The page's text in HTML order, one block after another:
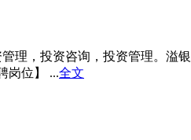
理，投资咨询，投资管理。
岗位】 ...全文